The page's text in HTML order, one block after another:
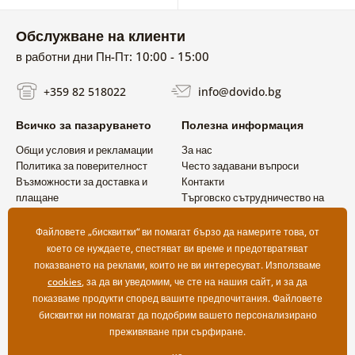
Обслужване на клиенти
в работни дни Пн-Пт: 10:00 - 15:00
+359 82 518022 info@dovido.bg
Всичко за пазаруването
Общи условия и рекламации
Политика за поверителност
Възможности за доставка и
плащане
Полезна информация
За нас
Често задавани въпроси
Контакти
Търговско сътрудничество на
Файловете „бисквитки“ ви помагат бързо да намерите това, от
което се нуждаете, спестяват ви време и предотвратяват
показването на реклами, които не ви интересуват. Използваме
cookies, за да ви уведомим, че сте на нашия сайт, и за да
показваме продукти според вашите предпочитания. Файловете
бисквитки ни помагат да подобрим вашето персонализирано
преживяване при сърфиране.